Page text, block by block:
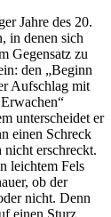
Jahre des 20.
in denen sich
Gegensatz zu
den „Beginn
Aufschlag mit
unterscheidet er
einen Schreck
nicht erschreckt.
leichtem Fels
ob der
nicht. Denn
einen Sturz